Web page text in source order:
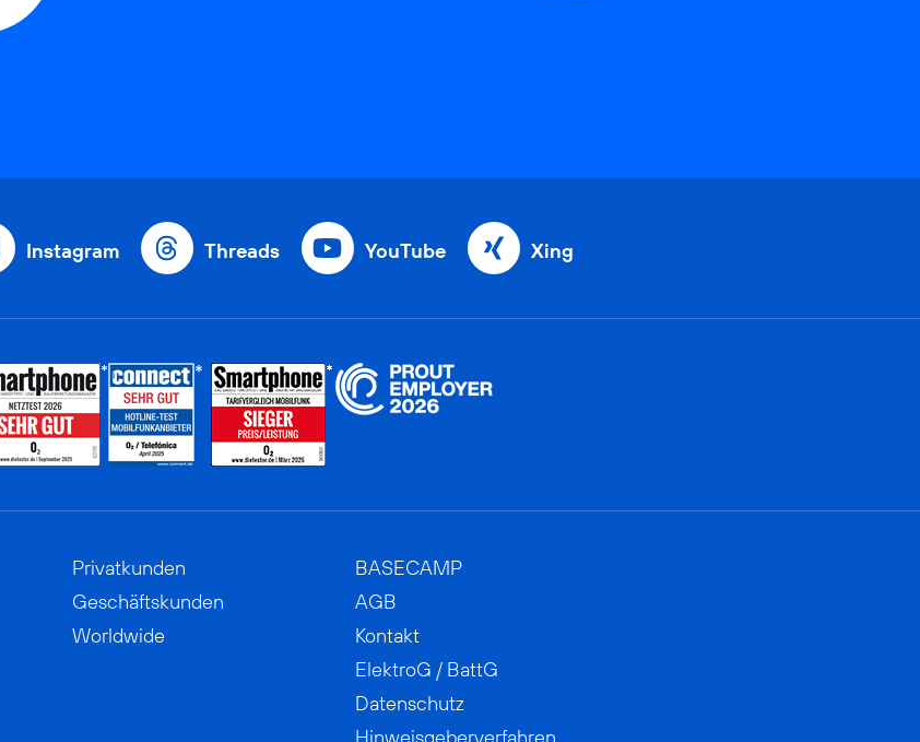
Instagram Threads YouTube Xing
Privatkunden
Geschäftskunden
Worldwide
BASECAMP
AGB
Kontakt
ElektroG / BattG
Datenschutz
Hinweisgeberverfahren